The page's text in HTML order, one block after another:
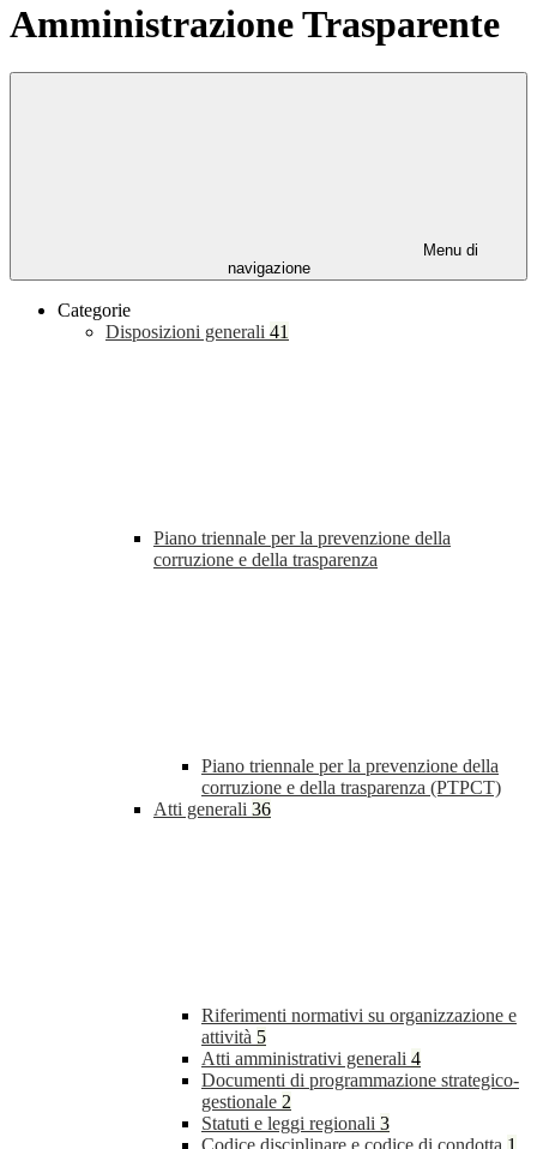
Amministrazione Trasparente
Menu di
navigazione
Categorie
Disposizioni generali 41
Piano triennale per la prevenzione della
corruzione e della trasparenza
Piano triennale per la prevenzione della
corruzione e della trasparenza (PTPCT)
Atti generali 36
Riferimenti normativi su organizzazione e
attività 5
Atti amministrativi generali 4
Documenti di programmazione strategico-
gestionale 2
Statuti e leggi regionali 3